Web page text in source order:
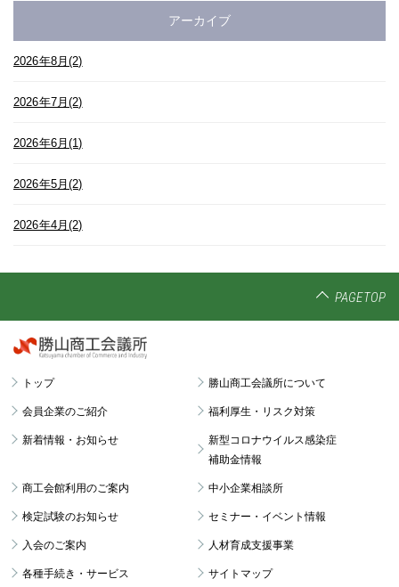
アーカイブ
2026年8月(2)
2026年7月(2)
2026年6月(1)
2026年5月(2)
2026年4月(2)
PAGETOP
トップ 勝山商工会議所について
会員企業のご紹介 福利厚生・リスク対策
新着情報・お知らせ
新型コロナウイルス感染症
補助金情報
商工会館利用のご案内 中小企業相談所
検定試験のお知らせ セミナー・イベント情報
入会のご案内 人材育成支援事業
各種手続き・サービス サイトマップ